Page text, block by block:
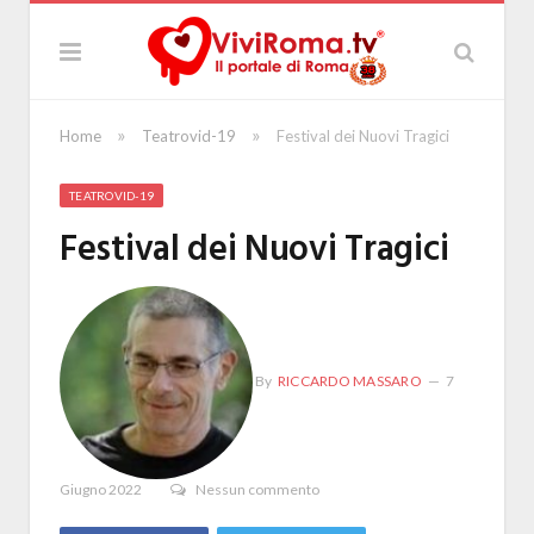
Home » Teatrovid-19 » Festival dei Nuovi Tragici
TEATROVID-19
Festival dei Nuovi Tragici
By RICCARDO MASSARO 7
Giugno 2022 Nessun commento